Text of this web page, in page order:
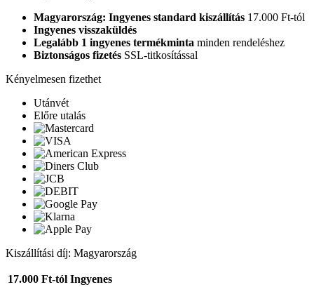
Magyarország: Ingyenes standard kiszállítás 17.000 Ft-tól
Ingyenes visszaküldés
Legalább 1 ingyenes termékminta minden rendeléshez
Biztonságos fizetés SSL-titkosítással
Kényelmesen fizethet
Utánvét
Előre utalás
Kiszállítási díj: Magyarország
17.000 Ft-tól Ingyenes